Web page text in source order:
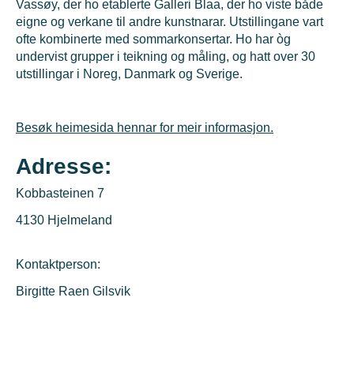
Vassøy, der ho etablerte Galleri Blaa, der ho viste både
eigne og verkane til andre kunstnarar. Utstillingane vart
ofte kombinerte med sommarkonsertar. Ho har òg
undervist grupper i teikning og måling, og hatt over 30
utstillingar i Noreg, Danmark og Sverige.
Besøk heimesida hennar for meir informasjon.
Adresse:
Kobbasteinen 7
4130 Hjelmeland
Kontaktperson:
Birgitte Raen Gilsvik